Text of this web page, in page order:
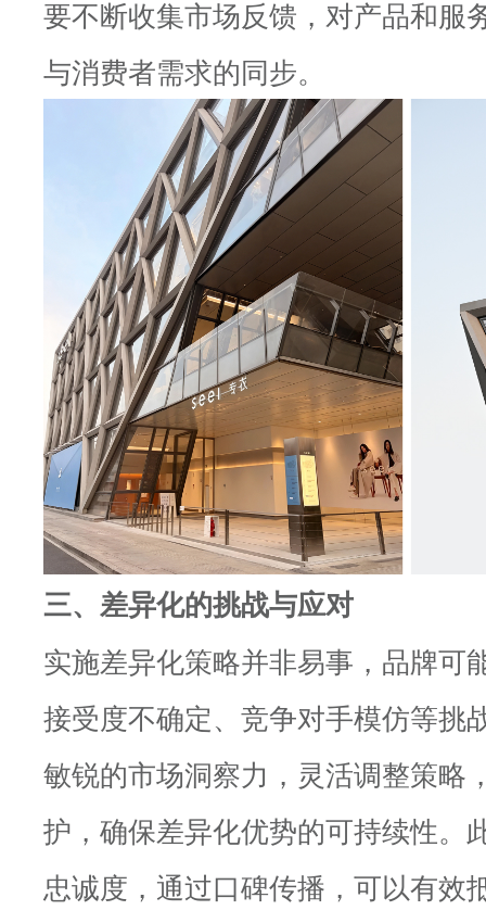
要不断收集市场反馈，对产品和服
与消费者需求的同步。
三、差异化的挑战与应对
实施差异化策略并非易事，品牌可
接受度不确定、竞争对手模仿等挑
敏锐的市场洞察力，灵活调整策略
护，确保差异化优势的可持续性。
忠诚度，通过口碑传播，可以有效